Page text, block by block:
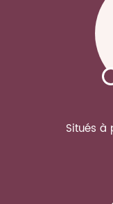
Situés à